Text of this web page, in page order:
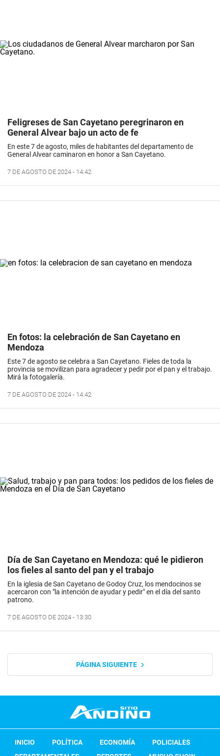
Feligreses de San Cayetano peregrinaron en
General Alvear bajo un acto de fe
En este 7 de agosto, miles de habitantes del departamento de
General Alvear caminaron en honor a San Cayetano.
7 DE AGOSTO DE 2024 - 14:42
En fotos: la celebración de San Cayetano en
Mendoza
Este 7 de agosto se celebra a San Cayetano. Fieles de toda la
provincia se movilizan para agradecer y pedir por el pan y el trabajo.
Mirá la fotogalería.
7 DE AGOSTO DE 2024 - 14:42
Día de San Cayetano en Mendoza: qué le pidieron
los fieles al santo del pan y el trabajo
En la iglesia de San Cayetano de Godoy Cruz, los mendocinos se
acercaron con "la intención de ayudar y pedir" en el día del santo
patrono.
7 DE AGOSTO DE 2024 - 13:30
PÁGINA SIGUIENTE
INICIO POLÍTICA ECONOMÍA
POLICIALES